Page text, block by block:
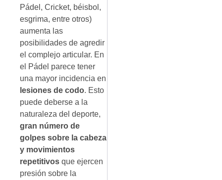
Pádel, Cricket, béisbol,
esgrima, entre otros)
aumenta las
posibilidades de agredir
el complejo articular. En
el Pádel parece tener
una mayor incidencia en
lesiones de codo. Esto
puede deberse a la
naturaleza del deporte,
gran número de
golpes sobre la cabeza
y movimientos
repetitivosque ejercen
presión sobre la